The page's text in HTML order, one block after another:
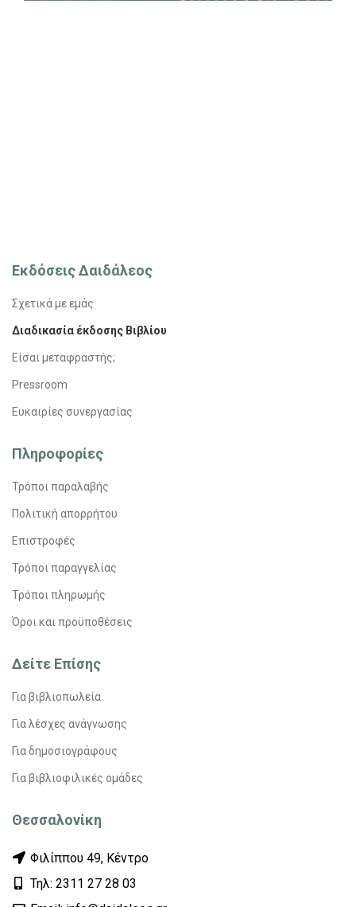
Εκδόσεις Δαιδάλεος
Σχετικά με εμάς
Διαδικασία έκδοσης Βιβλίου
Είσαι μεταφραστής;
Pressroom
Ευκαιρίες συνεργασίας
Πληροφορίες
Τρόποι παραλαβής
Πολιτική απορρήτου
Επιστροφές
Τρόποι παραγγελίας
Τρόποι πληρωμής
Όροι και προϋποθέσεις
Δείτε Επίσης
Για βιβλιοπωλεία
Για λέσχες ανάγνωσης
Για δημοσιογράφους
Για βιβλιοφιλικές ομάδες
Θεσσαλονίκη
Φιλίππου 49, Κέντρο
Τηλ: 2311 27 28 03